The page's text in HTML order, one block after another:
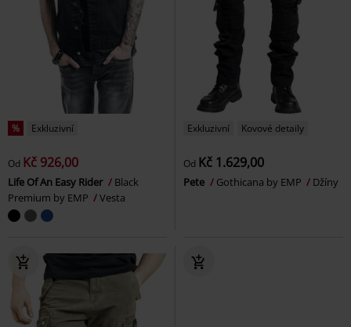
% Exkluzivní
Od Kč 926,00
Life Of An Easy Rider
Black
Premium by EMP
Vesta
Exkluzivní Kovové detaily
Od Kč 1.629,00
Pete Gothicana by EMP Džíny